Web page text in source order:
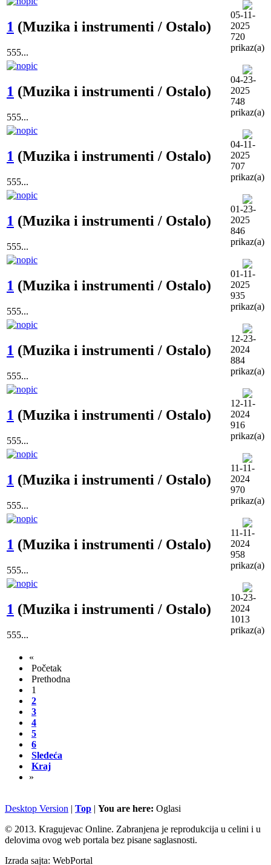
1 (Muzika i instrumenti / Ostalo)
555...
05-11-
2025
720
prikaz(a)
1 (Muzika i instrumenti / Ostalo)
555...
04-23-
2025
748
prikaz(a)
1 (Muzika i instrumenti / Ostalo)
555...
04-11-
2025
707
prikaz(a)
1 (Muzika i instrumenti / Ostalo)
555...
01-23-
2025
846
prikaz(a)
1 (Muzika i instrumenti / Ostalo)
555...
01-11-
2025
935
prikaz(a)
1 (Muzika i instrumenti / Ostalo)
555...
12-23-
2024
884
prikaz(a)
1 (Muzika i instrumenti / Ostalo)
555...
12-11-
2024
916
prikaz(a)
1 (Muzika i instrumenti / Ostalo)
555...
11-11-
2024
970
prikaz(a)
1 (Muzika i instrumenti / Ostalo)
555...
11-11-
2024
958
prikaz(a)
1 (Muzika i instrumenti / Ostalo)
555...
10-23-
2024
1013
prikaz(a)
«
Početak
Prethodna
1
2
3
4
5
6
Sledeća
Kraj
»
Desktop Version | Top | You are here: Oglasi
© 2013. Kragujevac Online. Zabranjena je reprodukcija u celini i u
delovima ovog web portala bez pisane saglasnosti.
Izrada sajta: WebPortal